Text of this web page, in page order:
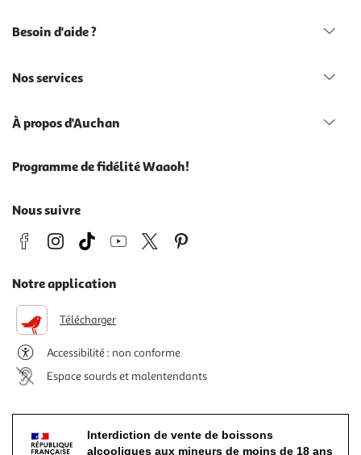
Besoin d'aide ?
Nos services
À propos d'Auchan
Programme de fidélité Waaoh!
Nous suivre
Notre application
Télécharger
Accessibilité : non conforme
Espace sourds et malentendants
Interdiction de vente de boissons
alcooliques aux mineurs de moins de 18 ans